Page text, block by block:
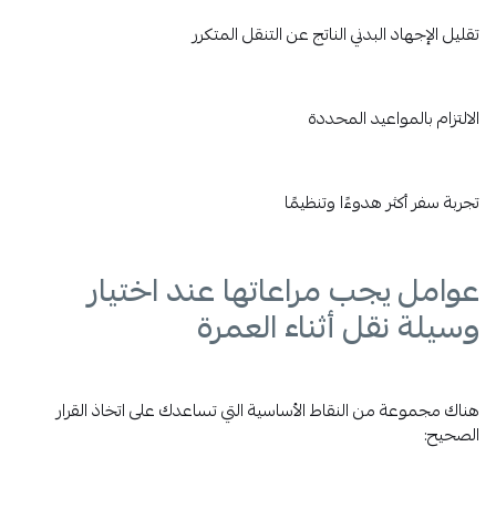
تقليل الإجهاد البدني الناتج عن التنقل المتكرر
الالتزام بالمواعيد المحددة
تجربة سفر أكثر هدوءًا وتنظيمًا
عوامل يجب مراعاتها عند اختيار
وسيلة نقل أثناء العمرة
هناك مجموعة من النقاط الأساسية التي تساعدك على اتخاذ القرار
الصحيح: